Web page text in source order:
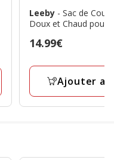
Leeby - Sac de
Doux et Chaud pour
Prix
14.99€
Ajouter